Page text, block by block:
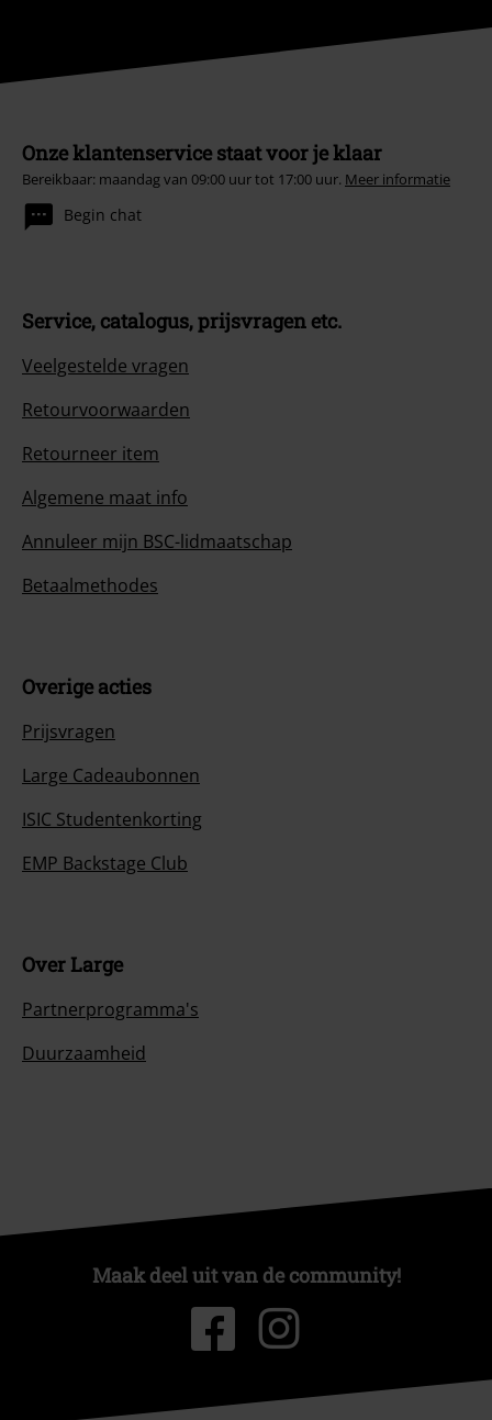
Onze klantenservice staat voor je klaar
Bereikbaar: maandag van 09:00 uur tot 17:00 uur. Meer informatie
Begin chat
Service, catalogus, prijsvragen etc.
Veelgestelde vragen
Retourvoorwaarden
Retourneer item
Algemene maat info
Annuleer mijn BSC-lidmaatschap
Betaalmethodes
Overige acties
Prijsvragen
Large Cadeaubonnen
ISIC Studentenkorting
EMP Backstage Club
Over Large
Partnerprogramma's
Duurzaamheid
Maak deel uit van de community!